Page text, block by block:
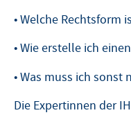
• Welche Rechtsform
• Wie erstelle ich
• Was muss ich sonst
Die Expertinnen der